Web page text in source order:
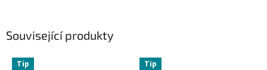
Související produkty
Tip Tip